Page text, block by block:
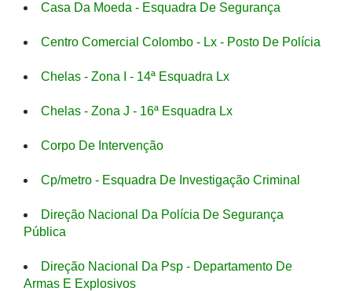
Casa Da Moeda - Esquadra De Segurança
Centro Comercial Colombo - Lx - Posto De Polícia
Chelas - Zona I - 14ª Esquadra Lx
Chelas - Zona J - 16ª Esquadra Lx
Corpo De Intervenção
Cp/metro - Esquadra De Investigação Criminal
Direção Nacional Da Polícia De Segurança
Pública
Direção Nacional Da Psp - Departamento De
Armas E Explosivos